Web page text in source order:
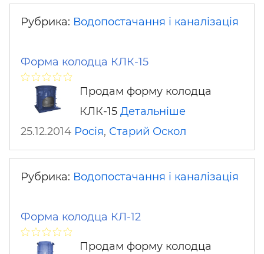
Рубрика: Водопостачання і каналізація
Форма колодца КЛК-15
Продам форму колодца
КЛК-15 Детальніше
25.12.2014 Росія, Старий Оскол
Рубрика: Водопостачання і каналізація
Форма колодца КЛ-12
Продам форму колодца